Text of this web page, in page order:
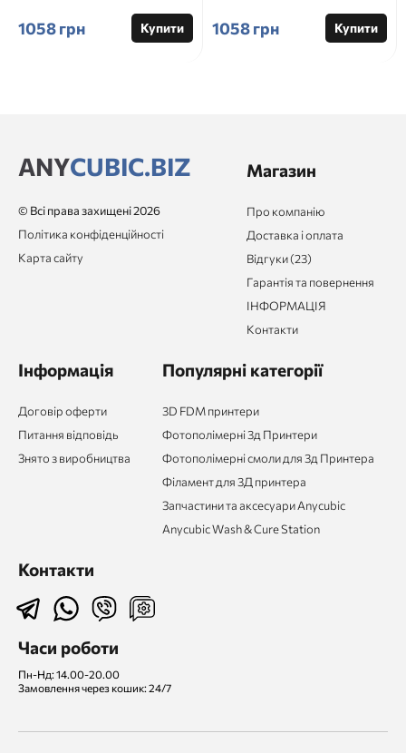
1058 грн Купити 1058 грн Купити
ANYCUBIC.BIZ
© Всі права захищені 2026
Політика конфіденційності
Карта сайту
Магазин
Про компанію
Доставка і оплата
Відгуки (23)
Гарантія та повернення
ІНФОРМАЦІЯ
Контакти
Інформація
Договір оферти
Питання відповідь
Знято з виробництва
Популярні категорії
3D FDM принтери
Фотополімерні 3д Принтери
Фотополімерні смоли для 3д Принтера
Філамент для 3Д принтера
Запчастини та аксесуари Anycubic
Anycubic Wash & Cure Station
Контакти
Часи роботи
Пн-Нд: 14.00-20.00
Замовлення через кошик: 24/7